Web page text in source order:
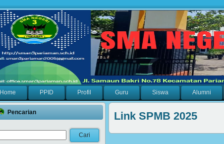
Home PPID Profil Guru Siswa Alumni
Pencarian Link SPMB 2025